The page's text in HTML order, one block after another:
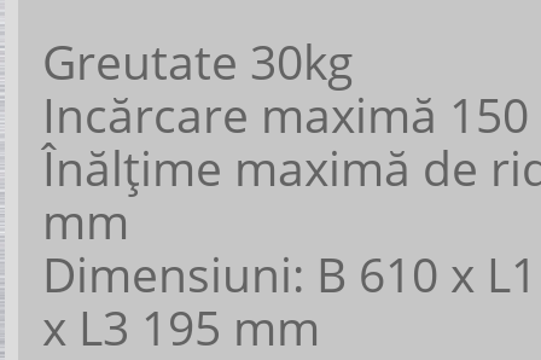
Greutate 30kg
Incărcare maximă 150
Înălţime maximă de
mm
Dimensiuni: B 610 x
x L3 195 mm